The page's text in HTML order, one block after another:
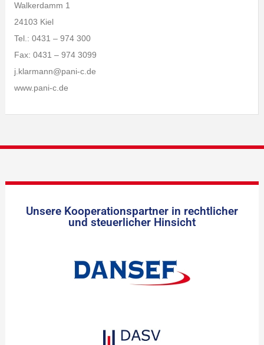
Walkerdamm 1
24103 Kiel
Tel.: 0431 – 974 300
Fax: 0431 – 974 3099
j.klarmann@pani-c.de
www.pani-c.de
Unsere Kooperationspartner in rechtlicher
und steuerlicher Hinsicht